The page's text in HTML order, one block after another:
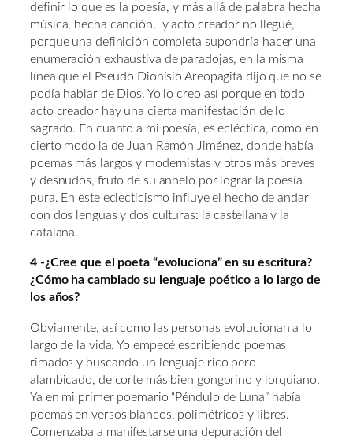
definir lo que es la poesía, y más allá de palabra hecha
música, hecha canción, y acto creador no llegué,
porque una definición completa supondría hacer una
enumeración exhaustiva de paradojas, en la misma
línea que el Pseudo Dionisio Areopagita dijo que no se
podía hablar de Dios. Yo lo creo así porque en todo
acto creador hay una cierta manifestación de lo
sagrado. En cuanto a mi poesía, es ecléctica, como en
cierto modo la de Juan Ramón Jiménez, donde había
poemas más largos y modernistas y otros más breves
y desnudos, fruto de su anhelo por lograr la poesía
pura. En este eclecticismo influye el hecho de andar
con dos lenguas y dos culturas: la castellana y la
catalana.
4 -¿Cree que el poeta “evoluciona” en su escritura?
¿Cómo ha cambiado su lenguaje poético a lo largo de
los años?
Obviamente, así como las personas evolucionan a lo
largo de la vida. Yo empecé escribiendo poemas
rimados y buscando un lenguaje rico pero
alambicado, de corte más bien gongorino y lorquiano.
Ya en mi primer poemario “Péndulo de Luna” había
poemas en versos blancos, polimétricos y libres.
Comenzaba a manifestarse una depuración del